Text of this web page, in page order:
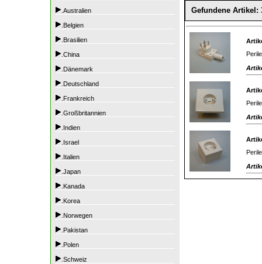
.Australien
.Belgien
.Brasilien
.China
.Dänemark
.Deutschland
.Frankreich
.Großbritannien
.Indien
.Israel
.Italien
.Japan
.Kanada
.Korea
.Norwegen
.Pakistan
.Polen
.Schweiz
Gefundene Artikel: